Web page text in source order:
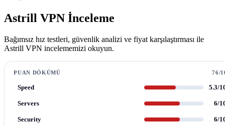
Astrill VPN İnceleme
Bağımsız hız testleri, güvenlik analizi ve fiyat karşılaştırması ile
Astrill VPN incelememizi okuyun.
PUAN DÖKÜMÜ 76/
Speed 5.3/
Servers 6/
Security 6/